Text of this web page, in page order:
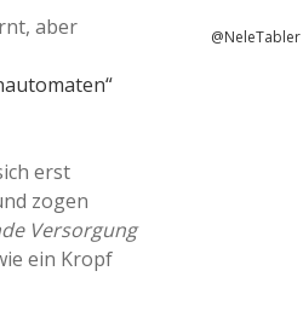
aber
erst
zogen
Versorgung
ein Kropf
@NeleTabler